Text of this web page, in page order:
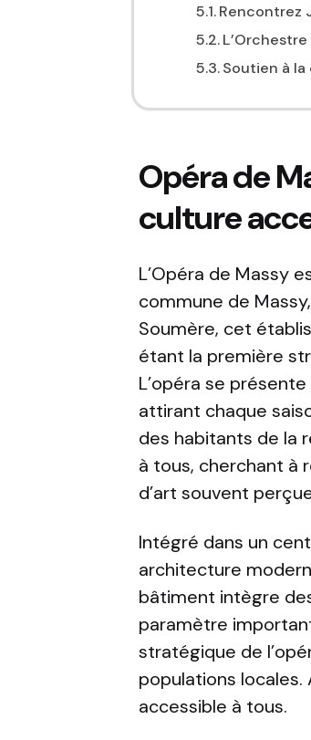
Rencontrez
Soutien à
Opéra de
culture
L’Opéra de Massy
commune de
Soumère, cet
étant la première
L’opéra se
attirant chaque
des habitants de la
à tous, cherchant à
d’art souvent
Intégré dans un
architecture
bâtiment intègre
paramètre
stratégique de
populations locales.
accessible à tous.